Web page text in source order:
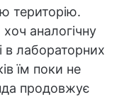
територію.
аналогічну
в лабораторних
їм поки не
продовжує